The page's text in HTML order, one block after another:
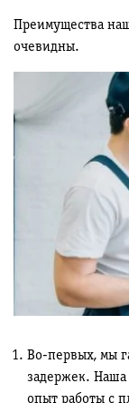
Преимущества
очевидны.
Во-первых, мы
задержек. Наша
опыт работы с